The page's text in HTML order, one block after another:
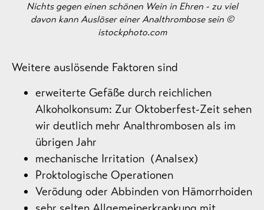
Nichts gegen einen schönen Wein in Ehren - zu viel
davon kann Auslöser einer Analthrombose sein ©
istockphoto.com
Weitere auslösende Faktoren sind
erweiterte Gefäße durch reichlichen
Alkoholkonsum: Zur Oktoberfest-Zeit sehen
wir deutlich mehr Analthrombosen als im
übrigen Jahr
mechanische Irritation (Analsex)
Proktologische Operationen
Verödung oder Abbinden von Hämorrhoiden